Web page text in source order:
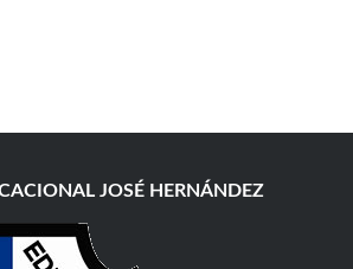
JOSÉ HERNÁNDEZ